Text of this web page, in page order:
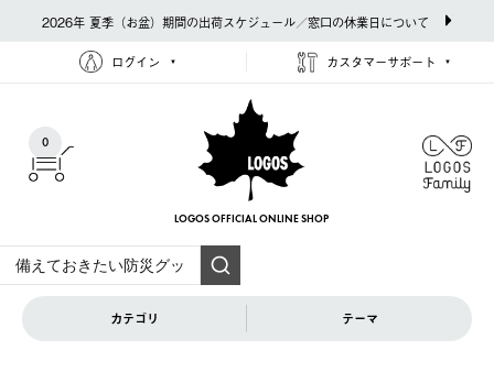
2026年 夏季（お盆）期間の出荷スケジュール／窓口の休業日について
ログイン カスタマーサポート
0
LOGOS OFFICIAL ONLINE SHOP
カテゴリ テーマ